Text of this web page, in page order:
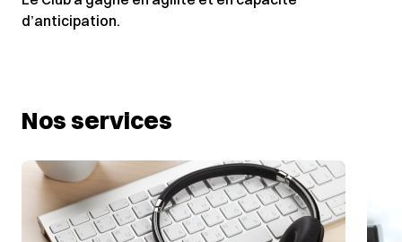
d’anticipation.
Nos services